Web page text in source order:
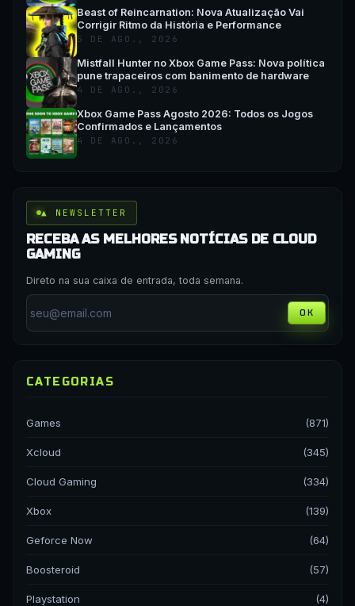
Beast of Reincarnation: Nova Atualização Vai
Corrigir Ritmo da História e Performance
5 DE AGO., 2026
Mistfall Hunter no Xbox Game Pass: Nova política
pune trapaceiros com banimento de hardware
4 DE AGO., 2026
Xbox Game Pass Agosto 2026: Todos os Jogos
Confirmados e Lançamentos
4 DE AGO., 2026
▲ NEWSLETTER
RECEBA AS MELHORES NOTÍCIAS DE CLOUD
GAMING
Direto na sua caixa de entrada, toda semana.
OK
CATEGORIAS
Games (871)
Xcloud (345)
Cloud Gaming (334)
Xbox (139)
Geforce Now (64)
Boosteroid (57)
Playstation (4)